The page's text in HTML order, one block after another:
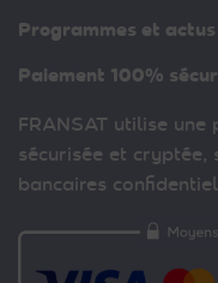
Programmes et actus
Paiement 100%
FRANSAT utilise
sécurisée et cryptée,
bancaires